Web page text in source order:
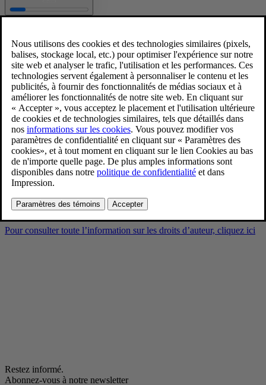
Volvo EX90 Vapour Grey
Exterior
9/3/2024
Favoris
Partager
Télécharger
Volvo EX90 Vapour Grey Exterior
Pour consulter toute l’information sur les droits d’auteur, cliquez ici